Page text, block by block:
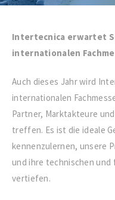
Intertecnica erwartet
internationalen
Auch dieses Jahr wird
internationalen
Partner, Marktakteure
treffen. Es ist die ideale
kennenzulernen, unsere
und ihre technischen
vertiefen.